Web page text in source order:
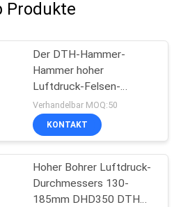
Produkte
Der DTH-Hammer-
Hammer hoher
Luftdruck-Felsen-
startender Wasser-
Brunnenbohrungs-DTH
Verhandelbar MOQ:50
KONTAKT
Hoher Bohrer Luftdruck-
Durchmessers 130-
185mm DHD350 DTH